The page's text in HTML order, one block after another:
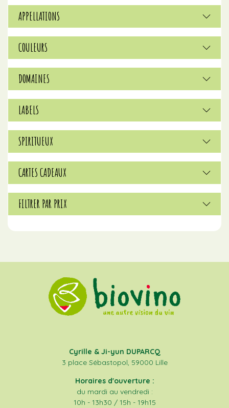
APPELLATIONS
COULEURS
DOMAINES
LABELS
SPIRITUEUX
CARTES CADEAUX
FILTRER PAR PRIX
Cyrille & Ji-yun DUPARCQ
3 place Sébastopol, 59000 Lille
Horaires d'ouverture :
du mardi au vendredi :
10h - 13h30 / 15h - 19h15